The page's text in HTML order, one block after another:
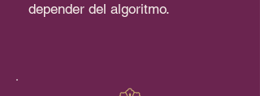
depender del algoritmo.